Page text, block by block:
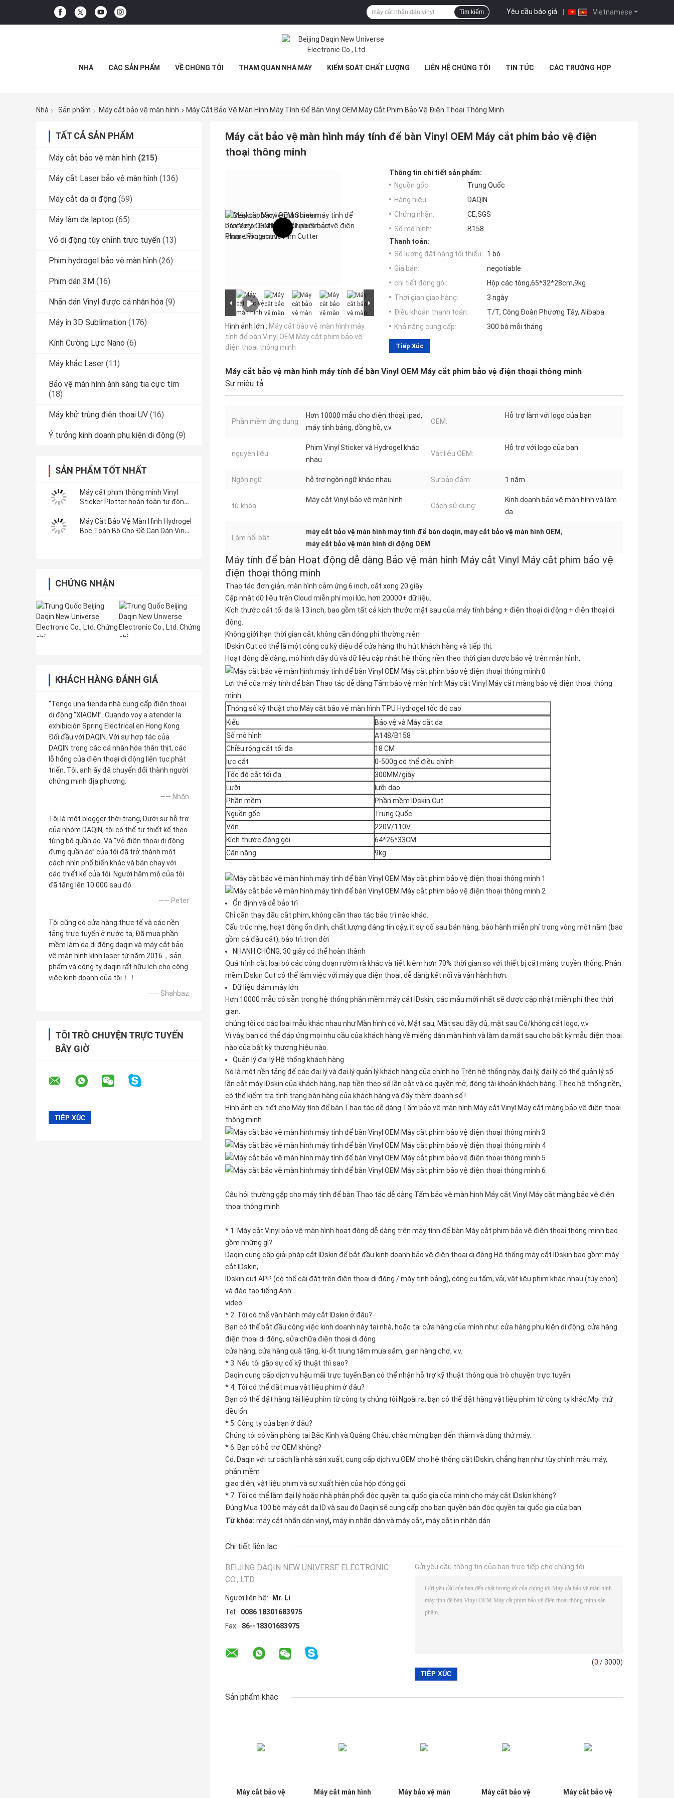
Vietnamese
Yêu cầu báo giá |
Tìm kiếm
NHÀ CÁC SẢN PHẨM VỀ CHÚNG TÔI THAM QUAN NHÀ MÁY KIỂM SOÁT CHẤT LƯỢNG LIÊN HỆ CHÚNG TÔI TIN TỨC CÁC TRƯỜNG HỢP
Nhà Sản phẩm Máy cắt bảo vệ màn hình Máy Cắt Bảo Vệ Màn Hình Máy Tính Để Bàn Vinyl OEM Máy Cắt Phim Bảo Vệ Điện Thoại Thông Minh
TẤT CẢ SẢN PHẨM
Máy cắt bảo vệ màn hình (215)
Máy cắt Laser bảo vệ màn hình (136)
Máy cắt da di động (59)
Máy làm da laptop (65)
Vỏ di động tùy chỉnh trực tuyến (13)
Phim hydrogel bảo vệ màn hình (26)
Phim dán 3M (16)
Nhãn dán Vinyl được cá nhân hóa (9)
Máy in 3D Sublimation (176)
Kính Cường Lực Nano (6)
Máy khắc Laser (11)
Bảo vệ màn hình ánh sáng tia cực tím
(18)
Máy khử trùng điện thoại UV (16)
Ý tưởng kinh doanh phụ kiện di động (9)
SẢN PHẨM TỐT NHẤT
Máy cắt phim thông minh Vinyl
Sticker Plotter hoàn toàn tự động
Máy Cắt Bảo Vệ Màn Hình Hydrogel
Bọc Toàn Bộ Cho Đề Can Dán Vinyl
CHỨNG NHẬN
KHÁCH HÀNG ĐÁNH GIÁ
“Tengo una tienda nhà cung cấp điện thoại
di động “XIAOMI”. Cuando voy a atender la
exhibición Spring Electrical en Hong Kong.
Đối đầu với DAQIN. Với sự hợp tác của
DAQIN trong các cá nhân hóa thân thịt, các
lỗ hổng của điện thoại di động liên tục phát
triển. Tôi, anh ấy đã chuyển đổi thành người
chứng minh địa phương.
—— Nhãn
Tôi là một blogger thời trang, Dưới sự hỗ trợ
của nhóm DAQIN, tôi có thể tự thiết kế theo
từng bộ quần áo. Và “Vỏ điện thoại di động
đựng quần áo” của tôi đã trở thành một
cách nhìn phổ biến khác và bán chạy với
các thiết kế của tôi. Người hâm mộ của tôi
đã tăng lên 10.000 sau đó.
—— Peter
Tôi cũng có cửa hàng thực tế và các nền
tảng trực tuyến ở nước ta, Đã mua phần
mềm làm da di động daqin và máy cắt bảo
vệ màn hình kính laser từ năm 2016，sản
phẩm và công ty daqin rất hữu ích cho công
việc kinh doanh của tôi！！
—— Shahbaz
TÔI TRÒ CHUYỆN TRỰC TUYẾN
BÂY GIỜ
Máy cắt bảo vệ màn hình máy tính để bàn Vinyl OEM Máy cắt phim bảo vệ điện
thoại thông minh
Hình ảnh lớn : Máy cắt bảo vệ màn hình máy
tính để bàn Vinyl OEM Máy cắt phim bảo vệ
điện thoại thông minh
Thông tin chi tiết sản phẩm:
Nguồn gốc:
Trung Quốc
Hàng hiệu:
DAQIN
Chứng nhận:
CE,SGS
Số mô hình:
B158
Thanh toán:
Số lượng đặt hàng tối thiểu:
1 bộ
Giá bán:
negotiable
chi tiết đóng gói:
Hộp các tông,65*32*28cm,9kg
Thời gian giao hàng:
3 ngày
Điều khoản thanh toán:
T/T, Công Đoàn Phương Tây, Alibaba
Khả năng cung cấp:
300 bộ mỗi tháng
Tiếp Xúc
Máy cắt bảo vệ màn hình máy tính để bàn Vinyl OEM Máy cắt phim bảo vệ điện thoại thông minh
Sự miêu tả
Phần mềm ứng dụng:
Hơn 10000 mẫu cho điện thoại, ipad,
máy tính bảng, đồng hồ, v.v.
OEM:
Hỗ trợ làm với logo của bạn
nguyên liệu:
Phim Vinyl Sticker và Hydrogel khác
nhau
Vật liệu OEM:
Hỗ trợ với logo của bạn
Ngôn ngữ: hỗ trợ ngôn ngữ khác nhau Sự bảo đảm: 1 năm
từ khóa:
Máy cắt Vinyl bảo vệ màn hình
Cách sử dụng:
Kinh doanh bảo vệ màn hình và làm
da
Làm nổi bật:
máy cắt bảo vệ màn hình máy tính để bàn daqin, máy cắt bảo vệ màn hình OEM,
máy cắt bảo vệ màn hình di động OEM
Máy tính để bàn Hoạt động dễ dàng Bảo vệ màn hình Máy cắt Vinyl Máy cắt phim bảo vệ
điện thoại thông minh
Thao tác đơn giản, màn hình cảm ứng 6 inch, cắt xong 20 giây.
Cập nhật dữ liệu trên Cloud miễn phí mọi lúc, hơn 20000+ dữ liệu.
Kích thước cắt tối đa là 13 inch, bao gồm tất cả kích thước mặt sau của máy tính bảng + điện thoại di động + điện thoại di
động.
Không giới hạn thời gian cắt, không cần đóng phí thường niên
IDskin Cut có thể là một công cụ kỳ diệu để cửa hàng thu hút khách hàng và tiếp thị.
Hoạt động dễ dàng, mô hình đầy đủ và dữ liệu cập nhật hệ thống nền theo thời gian được bảo vệ trên màn hình.
Lợi thế của máy tính để bàn Thao tác dễ dàng Tấm bảo vệ màn hình Máy cắt Vinyl Máy cắt màng bảo vệ điện thoại thông
minh
Thông số kỹ thuật cho Máy cắt bảo vệ màn hình TPU Hydrogel tốc độ cao
Kiểu
Bảo vệ và Máy cắt da
Số mô hình
A148/B158
Chiều rộng cắt tối đa
18 CM
lực cắt
0-500g có thể điều chỉnh
Tốc độ cắt tối đa
300MM/giây
Lưỡi
lưỡi dao
Phần mềm
Phần mềm IDskin Cut
Nguồn gốc
Trung Quốc
Vôn
220V/110V
Kích thước đóng gói
64*26*33CM
Cân nặng
9kg
Ổn định và dễ bảo trì
Chỉ cần thay đầu cắt phim, không cần thao tác bảo trì nào khác.
Cấu trúc nhẹ, hoạt động ổn định, chất lượng đáng tin cậy, ít sự cố sau bán hàng, bảo hành miễn phí trong vòng một năm (bao
gồm cả đầu cắt), bảo trì trọn đời
NHANH CHÓNG, 30 giây có thể hoàn thành
​Quá trình cắt loại bỏ các công đoạn rườm rà khác và tiết kiệm hơn 70% thời gian so với thiết bị cắt màng truyền thống. Phần
mềm IDskin Cut có thể làm việc với máy qua điện thoại, dễ dàng kết nối và vận hành hơn.
Dữ liệu đám mây lớn
Hơn 10000 mẫu có sẵn trong hệ thống phần mềm máy cắt IDskin, các mẫu mới nhất sẽ được cập nhật miễn phí theo thời
gian.
chúng tôi có các loại mẫu khác nhau như Màn hình có vỏ, Mặt sau, Mặt sau đầy đủ, mặt sau Có/không cắt logo, v.v.
Vì vậy, bạn có thể đáp ứng mọi nhu cầu của khách hàng về miếng dán màn hình và làm da mặt sau cho bất kỳ mẫu điện thoại
nào của bất kỳ thương hiệu nào.
Quản lý đại lý Hệ thống khách hàng
Nó là một nền tảng để các đại lý và đại lý quản lý khách hàng của chính họ.Trên hệ thống này, đại lý, đại lý có thể quản lý số
lần cắt máy IDskin của khách hàng, nạp tiền theo số lần cắt và có quyền mở, đóng tài khoản khách hàng. Theo hệ thống nền,
có thể kiểm tra tình trạng bán hàng của khách hàng và đẩy thêm doanh số !
Hình ảnh chi tiết cho Máy tính để bàn Thao tác dễ dàng Tấm bảo vệ màn hình Máy cắt Vinyl Máy cắt màng bảo vệ điện thoại
thông minh
Câu hỏi thường gặp cho máy tính để bàn Thao tác dễ dàng Tấm bảo vệ màn hình Máy cắt Vinyl Máy cắt màng bảo vệ điện
thoại thông minh
* 1. Máy cắt Vinyl bảo vệ màn hình hoạt động dễ dàng trên máy tính để bàn Máy cắt phim bảo vệ điện thoại thông minh bao
gồm những gì?
Daqin cung cấp giải pháp cắt IDskin để bắt đầu kinh doanh bảo vệ điện thoại di động.Hệ thống máy cắt IDskin bao gồm: máy
cắt IDskin,
IDskin cut APP (có thể cài đặt trên điện thoại di động / máy tính bảng), công cụ tấm, vải, vật liệu phim khác nhau (tùy chọn)
và đào tạo tiếng Anh
video.
* 2. Tôi có thể vận hành máy cắt IDskin ở đâu?
Bạn có thể bắt đầu công việc kinh doanh này tại nhà, hoặc tại cửa hàng của mình như: cửa hàng phụ kiện di động, cửa hàng
điện thoại di động, sửa chữa điện thoại di động
cửa hàng, cửa hàng quà tặng, ki-ốt trung tâm mua sắm, gian hàng chợ, v.v.
* 3. Nếu tôi gặp sự cố kỹ thuật thì sao?
Daqin cung cấp dịch vụ hậu mãi trực tuyến.Bạn có thể nhận hỗ trợ kỹ thuật thông qua trò chuyện trực tuyến.
* 4. Tôi có thể đặt mua vật liệu phim ở đâu?
Bạn có thể đặt hàng tài liệu phim từ công ty chúng tôi.Ngoài ra, bạn có thể đặt hàng vật liệu phim từ công ty khác.Mọi thứ
đều ổn.
* 5. Công ty của bạn ở đâu?
Chúng tôi có văn phòng tại Bắc Kinh và Quảng Châu, chào mừng bạn đến thăm và dùng thử máy.
* 6. Bạn có hỗ trợ OEM không?
Có, Daqin với tư cách là nhà sản xuất, cung cấp dịch vụ OEM cho hệ thống cắt IDskin, chẳng hạn như tùy chỉnh màu máy,
phần mềm
giao diện, vật liệu phim và sự xuất hiện của hộp đóng gói.
* 7. Tôi có thể làm đại lý hoặc nhà phân phối độc quyền tại quốc gia của mình cho máy cắt IDskin không?
Đúng.Mua 100 bộ máy cắt da ID và sau đó Daqin sẽ cung cấp cho bạn quyền bán độc quyền tại quốc gia của bạn.
Từ khóa: máy cắt nhãn dán vinyl , máy in nhãn dán và máy cắt, máy cắt in nhãn dán
Chi tiết liên lạc
BEIJING DAQIN NEW UNIVERSE ELECTRONIC
CO., LTD.
Người liên hệ:
Mr. Li
Tel:
0086 18301683975
Fax:
86--18301683975
Gửi yêu cầu thông tin của bạn trực tiếp cho chúng tôi
(0 / 3000)
Sản phẩm khác
Máy cắt bảo vệ Máy cắt màn hình Máy bảo vệ màn Máy cắt bảo vệ Máy cắt bảo vệ